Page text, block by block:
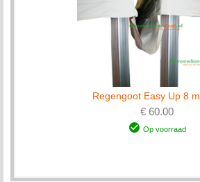
Regengoot Easy Up 8 m
€ 60.00
Op voorraad